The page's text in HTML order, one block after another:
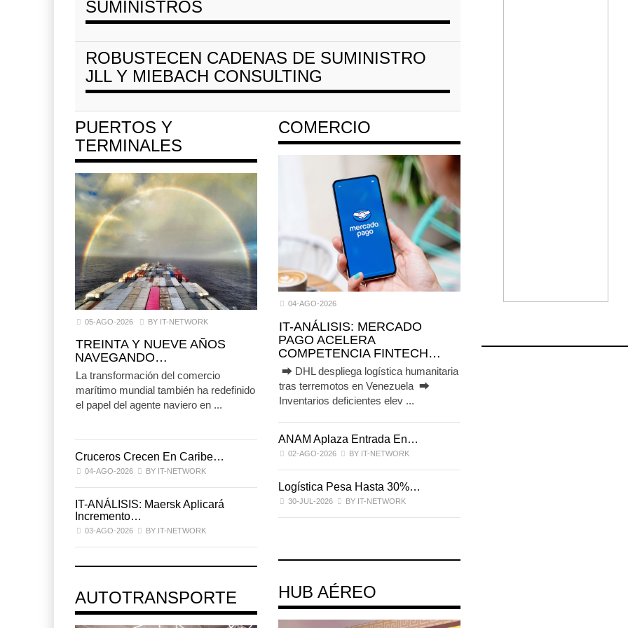
SUMINISTROS
ROBUSTECEN CADENAS DE SUMINISTRO
JLL Y MIEBACH CONSULTING
PUERTOS Y
TERMINALES
05-AGO-2026 BY IT-NETWORK
TREINTA Y NUEVE AÑOS
NAVEGANDO…
La transformación del comercio
marítimo mundial también ha redefinido
el papel del agente naviero en ...
Cruceros Crecen En Caribe…
04-AGO-2026 BY IT-NETWORK
IT-ANÁLISIS: Maersk Aplicará
Incremento…
03-AGO-2026 BY IT-NETWORK
AUTOTRANSPORTE
COMERCIO
04-AGO-2026
IT-ANÁLISIS: MERCADO
PAGO ACELERA
COMPETENCIA FINTECH…
⮕ DHL despliega logística humanitaria
tras terremotos en Venezuela ⮕
Inventarios deficientes elev ...
ANAM Aplaza Entrada En…
02-AGO-2026 BY IT-NETWORK
Logística Pesa Hasta 30%…
30-JUL-2026 BY IT-NETWORK
HUB AÉREO